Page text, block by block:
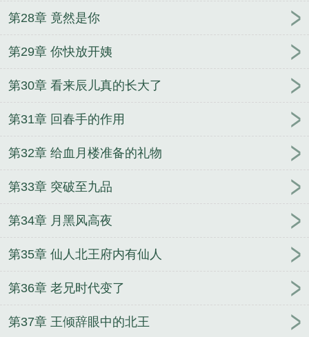
第28章 竟然是你
第29章 你快放开姨
第30章 看来辰儿真的长大了
第31章 回春手的作用
第32章 给血月楼准备的礼物
第33章 突破至九品
第34章 月黑风高夜
第35章 仙人北王府内有仙人
第36章 老兄时代变了
第37章 王倾辞眼中的北王